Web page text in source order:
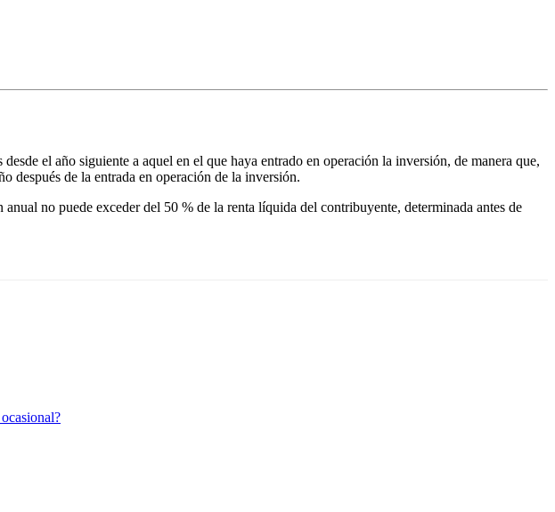
el año siguiente a aquel en el que haya entrado en operación la inversión, de manera que,
después de la entrada en operación de la inversión.
no puede exceder del 50 % de la renta líquida del contribuyente, determinada antes de